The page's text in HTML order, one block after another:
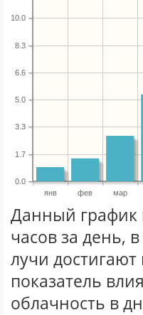
янв фев мар
0.0
1.7
3.3
5.0
6.6
8.3
10.0
Данный график
часов за день,
лучи
показатель
облачность в